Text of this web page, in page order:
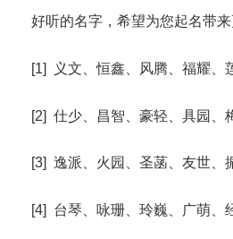
好听的名字，希望为您起名带来
[1] 义文、恒鑫、风腾、福耀、
[2] 仕少、昌智、豪轻、具园、
[3] 逸派、火园、圣菡、友世、
[4] 台琴、咏珊、玲巍、广萌、